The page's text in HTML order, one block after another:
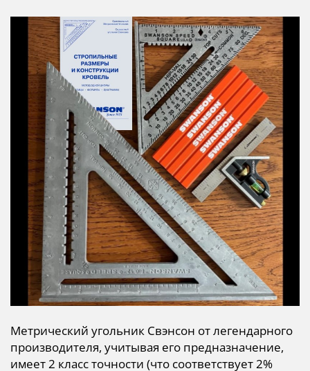
Метрический угольник Свэнсон от легендарного
производителя, учитывая его предназначение,
имеет 2 класс точности (что соответствует 2%